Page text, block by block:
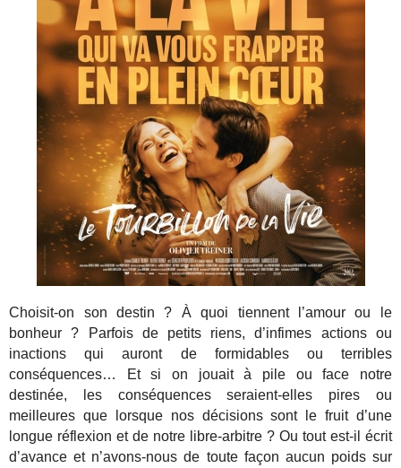
Choisit-on son destin ? À quoi tiennent l’amour ou le
bonheur ? Parfois de petits riens, d’infimes actions ou
inactions qui auront de formidables ou terribles
conséquences… Et si on jouait à pile ou face notre
destinée, les conséquences seraient-elles pires ou
meilleures que lorsque nos décisions sont le fruit d’une
longue réflexion et de notre libre-arbitre ? Ou tout est-il écrit
d’avance et n’avons-nous de toute façon aucun poids sur